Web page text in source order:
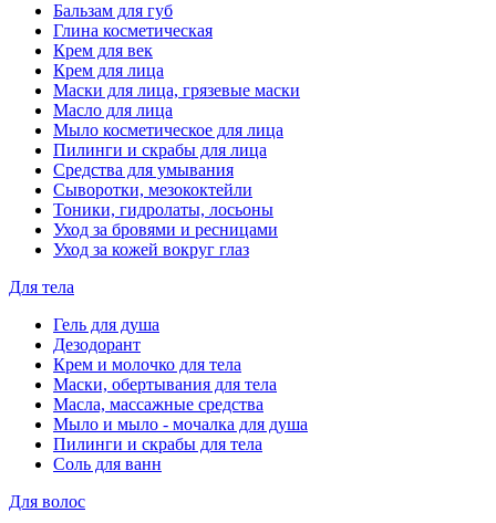
Бальзам для губ
Глина косметическая
Крем для век
Крем для лица
Маски для лица, грязевые маски
Масло для лица
Мыло косметическое для лица
Пилинги и скрабы для лица
Средства для умывания
Сыворотки, мезококтейли
Тоники, гидролаты, лосьоны
Уход за бровями и ресницами
Уход за кожей вокруг глаз
Для тела
Гель для душа
Дезодорант
Крем и молочко для тела
Маски, обертывания для тела
Масла, массажные средства
Мыло и мыло - мочалка для душа
Пилинги и скрабы для тела
Соль для ванн
Для волос